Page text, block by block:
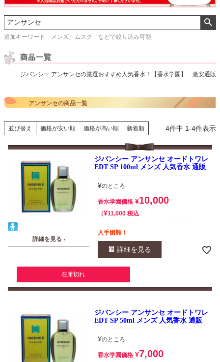
追加キーワード メンズ、ムスク などで絞り込み可能
ジバンシー アンサンセの厳選おすすめ人気香水！【香水学園】 激安通販
アンサンセの商品一覧
並び替え 価格が安い順 価格が高い順 新着順 4件中 1-4件表示
詳細を見る ›
ジバンシー アンサンセ オードトワレ
EDT SP 100ml メンズ 人気香水 通販
¥のところ
香水学園価格 ¥10,000
¥11,000 税込
入手困難！
詳細を見る
在庫切れ
ジバンシー アンサンセ オードトワレ
EDT SP 50ml メンズ 人気香水 通販
¥のところ
香水学園価格 ¥7,000